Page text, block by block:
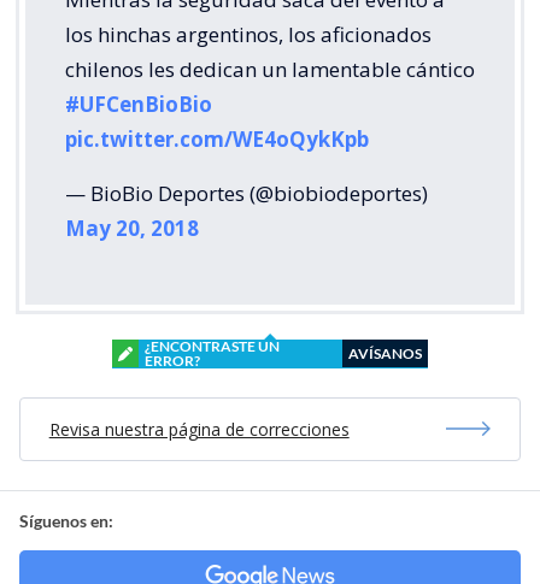
los hinchas argentinos, los aficionados
chilenos les dedican un lamentable cántico
#UFCenBioBio
pic.twitter.com/WE4oQykKpb
— BioBio Deportes (@biobiodeportes)
May 20, 2018
¿ENCONTRASTE UN
ERROR?
AVÍSANOS
Revisa nuestra página de correcciones
Síguenos en: